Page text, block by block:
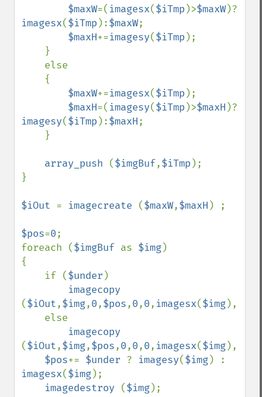
$maxW=( imagesx($iTmp )>$maxW)?
imagesx($iTmp ):$maxW;
$maxH+=imagesy($iTmp );
$maxW+=imagesx($iTmp );
$maxH=( imagesy($iTmp )>$maxH )?
imagesy($iTmp ):$maxH;
array_push ($imgBuf,$iTmp );
}
$iOut = imagecreate ($maxW,$maxH ) ;
$pos=0;
foreach ($imgBuf as $img)
{
    if (
$under )
($iOut,$img,0,$pos,0,0, imagesx($img),
($iOut,$img,$pos,0,0,0, imagesx($img),
$pos+= $under ? imagesy($img
imagesx($img);
imagedestroy ($img);